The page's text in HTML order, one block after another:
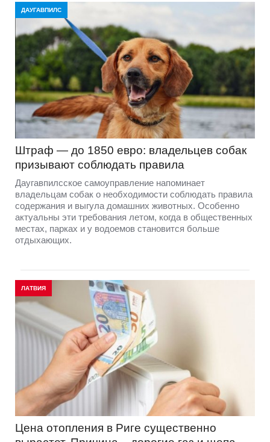
ДАУГАВПИЛС
Штраф — до 1850 евро: владельцев собак
призывают соблюдать правила
Даугавпилсское самоуправление напоминает
владельцам собак о необходимости соблюдать правила
содержания и выгула домашних животных. Особенно
актуальны эти требования летом, когда в общественных
местах, парках и у водоемов становится больше
отдыхающих.
ЛАТВИЯ
Цена отопления в Риге существенно